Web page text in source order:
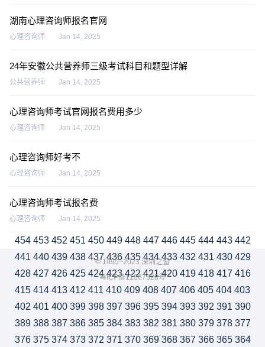
湖南心理咨询师报名官网
心理咨询师 Jan 14, 2025
24年安徽公共营养师三级考试科目和题型详解
公共营养师 Jan 14, 2025
心理咨询师考试官网报名费用多少
心理咨询师 Jan 14, 2025
心理咨询师好考不
心理咨询师 Jan 14, 2025
心理咨询师考试报名费
心理咨询师 Jan 14, 2025
454 453 452 451 450 449 448 447 446 445 444 443 442
441 440 439 438 437 436 435 434 433 432 431 430 429
428 427 426 425 424 423 422 421 420 419 418 417 416
415 414 413 412 411 410 409 408 407 406 405 404 403
402 401 400 399 398 397 396 395 394 393 392 391 390
389 388 387 386 385 384 383 382 381 380 379 378 377
376 375 374 373 372 371 370 369 368 367 366 365 364
© 1995~2023 深圳之窗
粤ICP备11067328号